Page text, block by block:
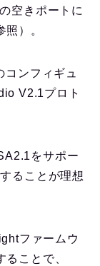
空きポートに
）。
ンフィギュ
V2.1プロト
をサポー
ることが理想
ファームウ
ことで、